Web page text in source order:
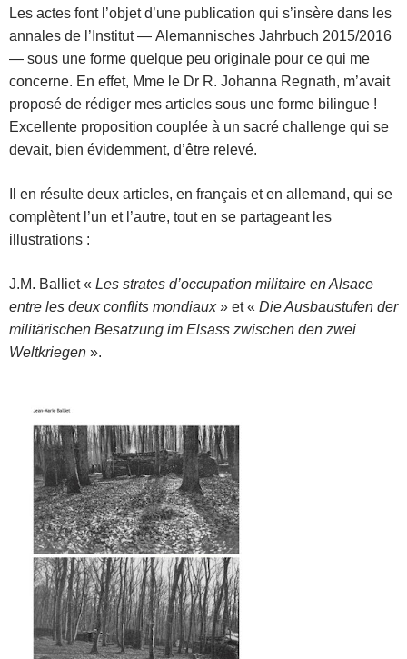
Les actes font l’objet d’une publication qui s’insère dans les
annales de l’Institut — Alemannisches Jahrbuch 2015/2016
— sous une forme quelque peu originale pour ce qui me
concerne. En effet, Mme le Dr R. Johanna Regnath, m’avait
proposé de rédiger mes articles sous une forme bilingue !
Excellente proposition couplée à un sacré challenge qui se
devait, bien évidemment, d’être relevé.
Il en résulte deux articles, en français et en allemand, qui se
complètent l’un et l’autre, tout en se partageant les
illustrations :
J.M. Balliet « Les strates d’occupation militaire en Alsace
entre les deux conflits mondiaux» et « Die Ausbaustufen der
militärischen Besatzung im Elsass zwischen den zwei
Weltkriegen ».